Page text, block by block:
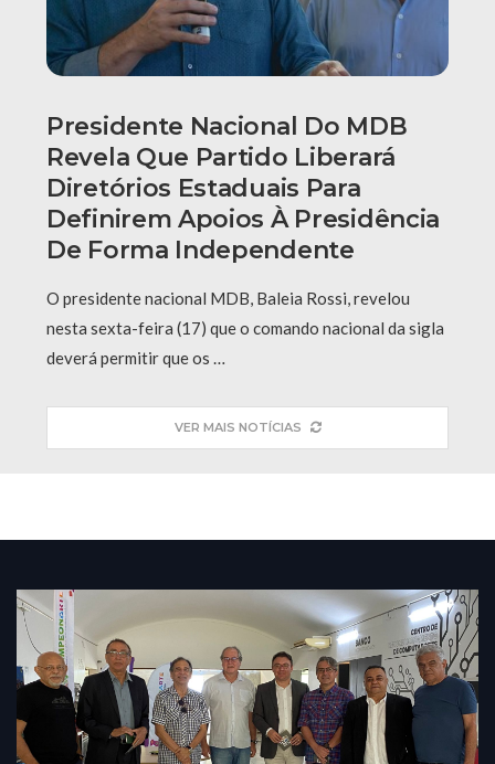
Presidente Nacional Do MDB
Revela Que Partido Liberará
Diretórios Estaduais Para
Definirem Apoios À Presidência
De Forma Independente
O presidente nacional MDB, Baleia Rossi, revelou
nesta sexta-feira (17) que o comando nacional da sigla
deverá permitir que os …
VER MAIS NOTÍCIAS